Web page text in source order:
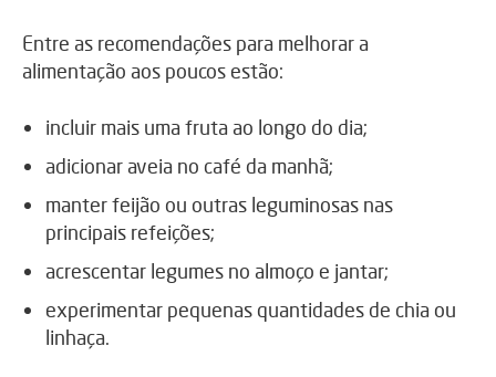
Entre as recomendações para melhorar a
alimentação aos poucos estão:
incluir mais uma fruta ao longo do dia;
adicionar aveia no café da manhã;
manter feijão ou outras leguminosas nas
principais refeições;
acrescentar legumes no almoço e jantar;
experimentar pequenas quantidades de chia ou
linhaça.